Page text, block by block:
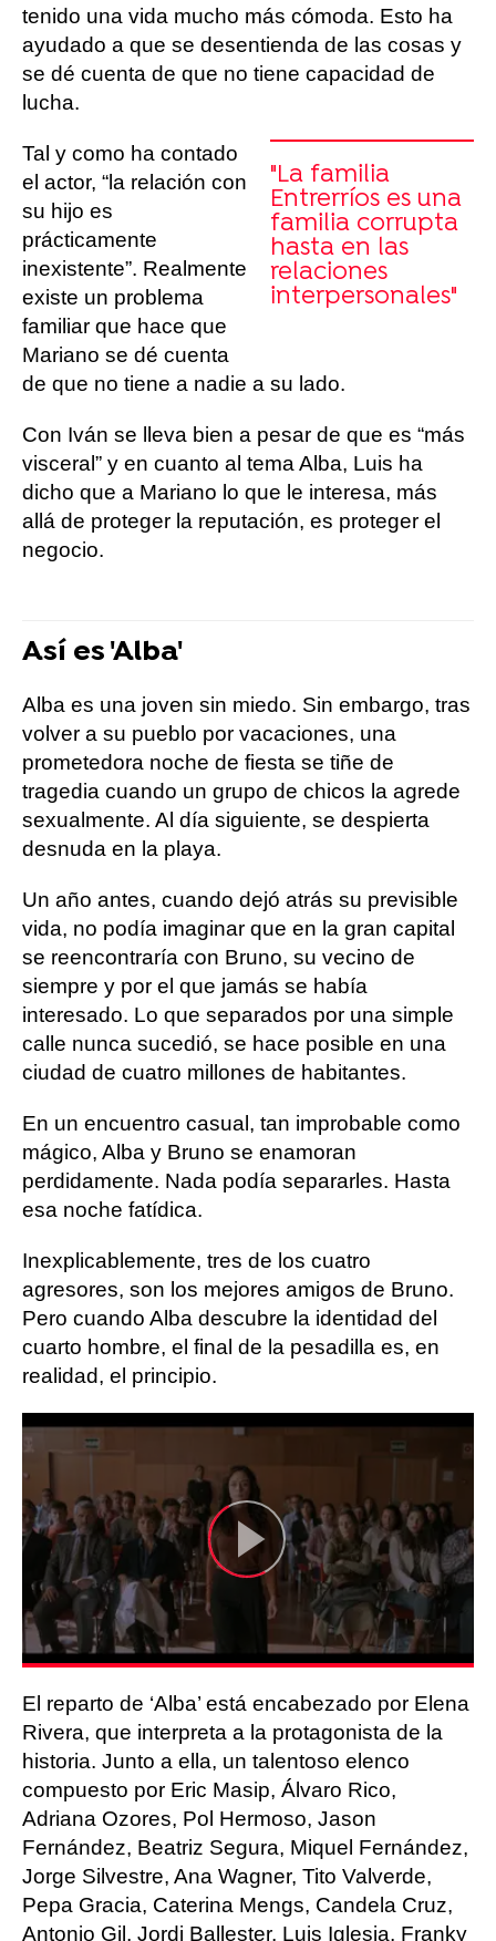
tenido una vida mucho más cómoda. Esto ha
ayudado a que se desentienda de las cosas y
se dé cuenta de que no tiene capacidad de
lucha.
"La familia
Entrerríos es una
familia corrupta
hasta en las
relaciones
interpersonales"
Tal y como ha contado
el actor, “la relación con
su hijo es
prácticamente
inexistente”. Realmente
existe un problema
familiar que hace que
Mariano se dé cuenta
de que no tiene a nadie a su lado.
Con Iván se lleva bien a pesar de que es “más
visceral” y en cuanto al tema Alba, Luis ha
dicho que a Mariano lo que le interesa, más
allá de proteger la reputación, es proteger el
negocio.
Así es 'Alba'
Alba es una joven sin miedo. Sin embargo, tras
volver a su pueblo por vacaciones, una
prometedora noche de fiesta se tiñe de
tragedia cuando un grupo de chicos la agrede
sexualmente. Al día siguiente, se despierta
desnuda en la playa.
Un año antes, cuando dejó atrás su previsible
vida, no podía imaginar que en la gran capital
se reencontraría con Bruno, su vecino de
siempre y por el que jamás se había
interesado. Lo que separados por una simple
calle nunca sucedió, se hace posible en una
ciudad de cuatro millones de habitantes.
En un encuentro casual, tan improbable como
mágico, Alba y Bruno se enamoran
perdidamente. Nada podía separarles. Hasta
esa noche fatídica.
Inexplicablemente, tres de los cuatro
agresores, son los mejores amigos de Bruno.
Pero cuando Alba descubre la identidad del
cuarto hombre, el final de la pesadilla es, en
realidad, el principio.
El reparto de ‘Alba’ está encabezado por Elena
Rivera, que interpreta a la protagonista de la
historia. Junto a ella, un talentoso elenco
compuesto por Eric Masip, Álvaro Rico,
Adriana Ozores, Pol Hermoso, Jason
Fernández, Beatriz Segura, Miquel Fernández,
Jorge Silvestre, Ana Wagner, Tito Valverde,
Pepa Gracia, Caterina Mengs, Candela Cruz,
Antonio Gil, Jordi Ballester, Luis Iglesia, Franky